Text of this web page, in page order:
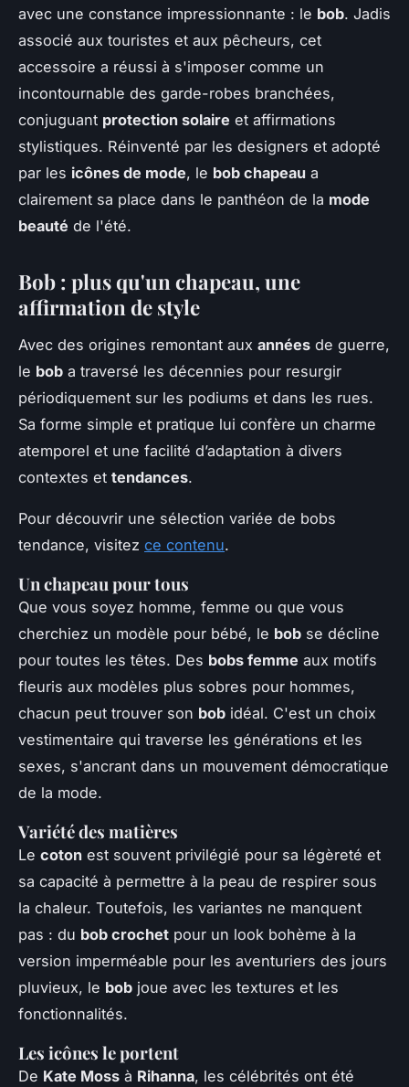
avec une constance impressionnante : le bob. Jadis
associé aux touristes et aux pêcheurs, cet
accessoire a réussi à s'imposer comme un
incontournable des garde-robes branchées,
conjuguant protection solaire et affirmations
stylistiques. Réinventé par les designers et adopté
par les icônes de mode, le bob chapeau a
clairement sa place dans le panthéon de la mode
beauté de l'été.
Bob : plus qu'un chapeau, une
affirmation de style
Avec des origines remontant aux années de guerre,
le bob a traversé les décennies pour resurgir
périodiquement sur les podiums et dans les rues.
Sa forme simple et pratique lui confère un charme
atemporel et une facilité d’adaptation à divers
contextes et tendances.
Pour découvrir une sélection variée de bobs
tendance, visitez ce contenu.
Un chapeau pour tous
Que vous soyez homme, femme ou que vous
cherchiez un modèle pour bébé, le bob se décline
pour toutes les têtes. Des bobs femme aux motifs
fleuris aux modèles plus sobres pour hommes,
chacun peut trouver son bob idéal. C'est un choix
vestimentaire qui traverse les générations et les
sexes, s'ancrant dans un mouvement démocratique
de la mode.
Variété des matières
Le coton est souvent privilégié pour sa légèreté et
sa capacité à permettre à la peau de respirer sous
la chaleur. Toutefois, les variantes ne manquent
pas : du bob crochet pour un look bohème à la
version imperméable pour les aventuriers des jours
pluvieux, le bob joue avec les textures et les
fonctionnalités.
Les icônes le portent
De Kate Moss à Rihanna, les célébrités ont été